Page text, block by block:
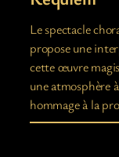
Le spectacle
propose une
cette œuvre
une atmosphère
hommage à la